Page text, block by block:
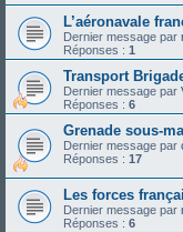
L’aéronavale
Dernier message par
Réponses : 1
Transport
Dernier message par
Réponses : 6
Grenade sous-
Dernier message par
Réponses : 17
Les forces
Dernier message par
Réponses : 6